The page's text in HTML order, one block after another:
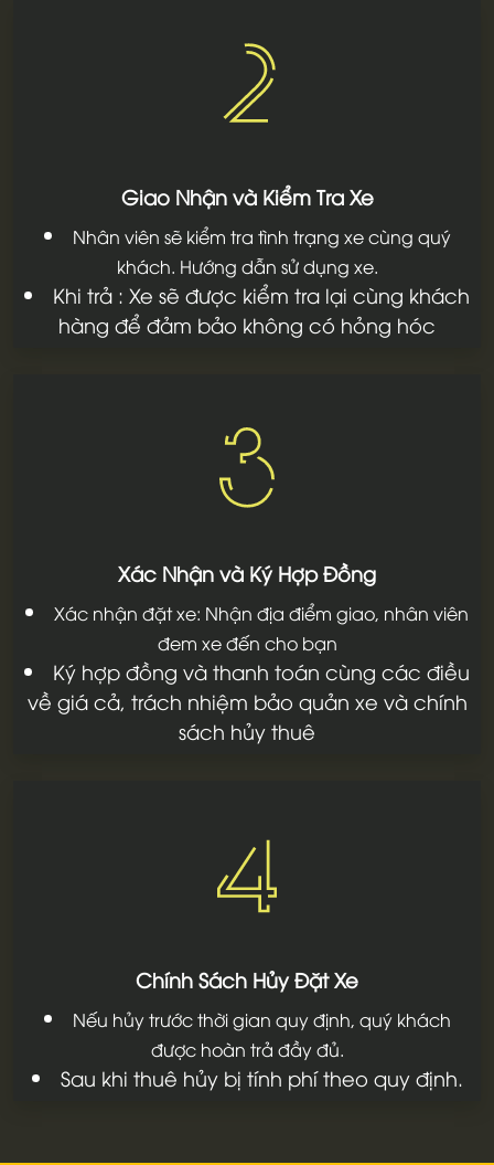
2
Giao Nhận và Kiểm Tra Xe
Nhân viên sẽ kiểm tra tình trạng xe cùng quý
khách. Hướng dẫn sử dụng xe.
Khi trả : Xe sẽ được kiểm tra lại cùng khách
hàng để đảm bảo không có hỏng hóc
3
Xác Nhận và Ký Hợp Đồng
Xác nhận đặt xe: Nhận địa điểm giao, nhân viên
đem xe đến cho bạn
Ký hợp đồng và thanh toán cùng các điều
về giá cả, trách nhiệm bảo quản xe và chính
sách hủy thuê
4
Chính Sách Hủy Đặt Xe
Nếu hủy trước thời gian quy định, quý khách
được hoàn trả đầy đủ.
Sau khi thuê hủy bị tính phí theo quy định.